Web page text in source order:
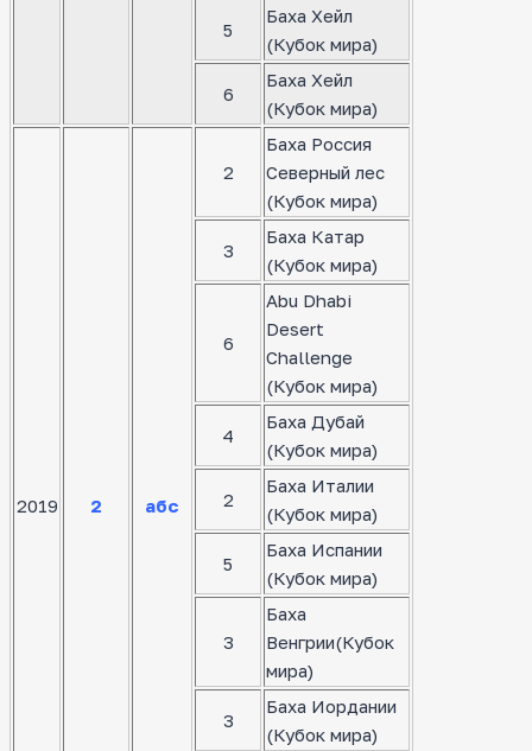
5
Баха Хейл
(Кубок мира)
6
Баха Хейл
(Кубок мира)
2019 2 абс
2
Баха Россия
Северный лес
(Кубок мира)
3
Баха Катар
(Кубок мира)
6
Abu Dhabi
Desert
Challenge
(Кубок мира)
4
Баха Дубай
(Кубок мира)
2
Баха Италии
(Кубок мира)
5
Баха Испании
(Кубок мира)
3
Баха
Венгрии(Кубок
мира)
3
Баха Иордании
(Кубок мира)